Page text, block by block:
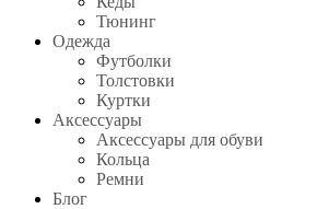
Тюнинг
Одежда
Футболки
Толстовки
Куртки
Аксессуары
Аксессуары для обуви
Кольца
Ремни
Блог